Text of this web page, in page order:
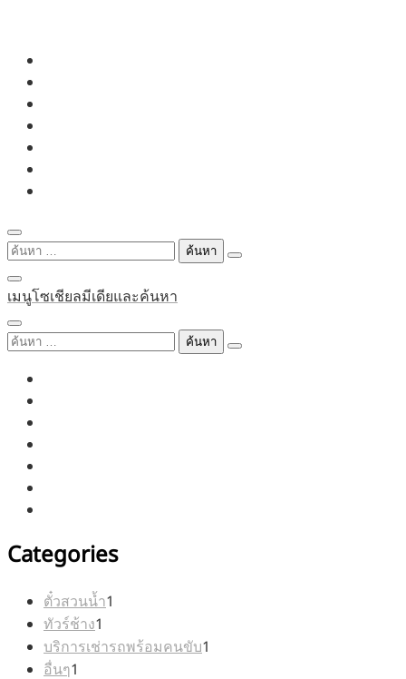
Skip
content
ค้นหา
สำหรับ:
เมนูโซเชียลมีเดียและค้นหา
ค้นหา
Categories
ตั๋วสวนน้ำ1
ทัวร์ช้าง1
สินค้า
บริการเช่ารถพร้อมคนขับ1
อื่นๆ1